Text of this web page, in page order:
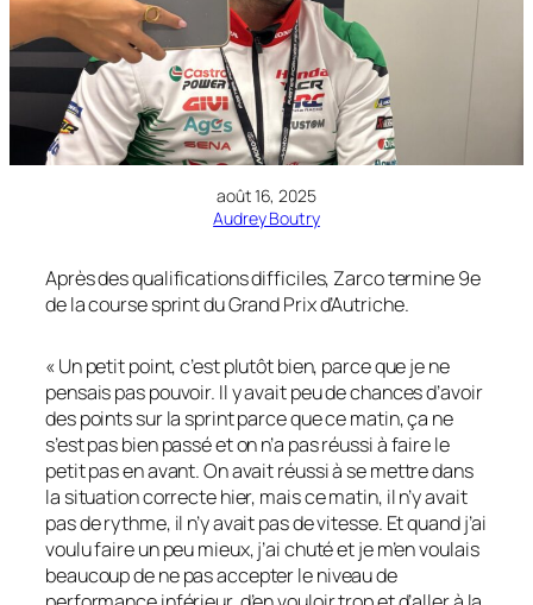
août 16, 2025
Audrey Boutry
Après des qualifications difficiles, Zarco termine 9e
de la course sprint du Grand Prix d’Autriche.
« Un petit point, c’est plutôt bien, parce que je ne
pensais pas pouvoir. Il y avait peu de chances d’avoir
des points sur la sprint parce que ce matin, ça ne
s’est pas bien passé et on n’a pas réussi à faire le
petit pas en avant. On avait réussi à se mettre dans
la situation correcte hier, mais ce matin, il n’y avait
pas de rythme, il n’y avait pas de vitesse. Et quand j’ai
voulu faire un peu mieux, j’ai chuté et je m’en voulais
beaucoup de ne pas accepter le niveau de